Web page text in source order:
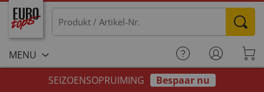
MENU
SEIZOENSOPRUIMING
Bespaar nu